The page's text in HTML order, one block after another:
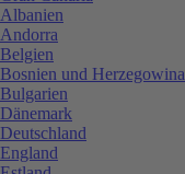
Albanien
Andorra
Belgien
Bosnien und Herzegowina
Bulgarien
Dänemark
Deutschland
England